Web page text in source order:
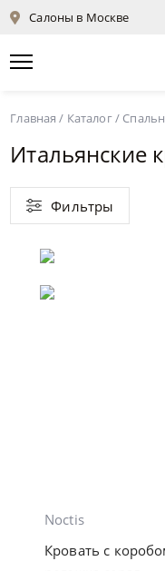
Салоны в Москве
Главная / Каталог/
Итальянские
Фильтры
Noctis
Кровать с